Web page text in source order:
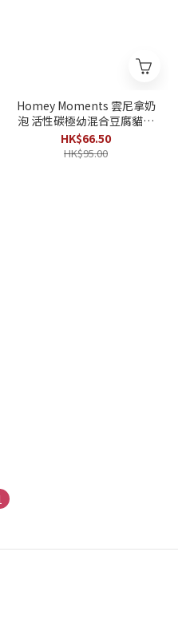
Homey Moments 雲尼拿奶
泡 活性碳極幼混合豆腐貓砂
8L
HK$66.50
HK$95.00